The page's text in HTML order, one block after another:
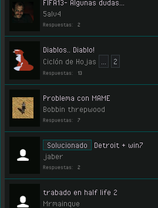
FIFA13- Algunas dudas...
5alv4
Respuestas: 2
Diablos.. Diablo!
Ciclón de Hojas
2
Respuestas: 13
Problema con MAME
Bobbin threpwood
Respuestas: 7
Solucionado
Detroit + win7
jaber
Respuestas: 2
trabado en half life 2
Mrmainque